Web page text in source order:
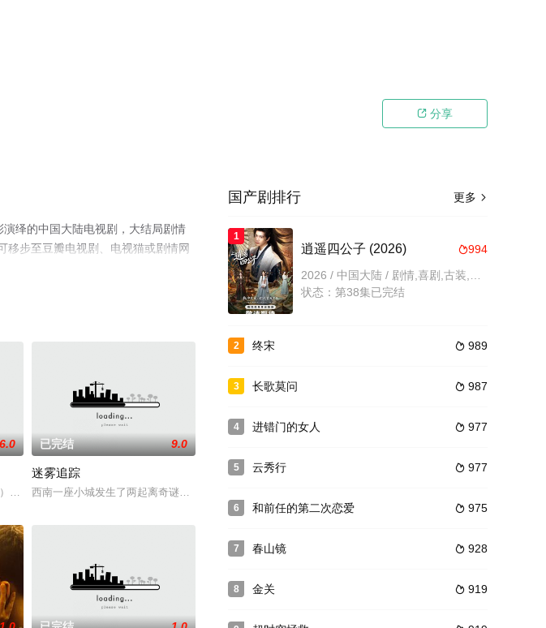
 分享
绎的中国大陆电视剧，大结局剧情
移步至豆瓣电视剧、电视猫或剧情网
诡异离奇的故事悄然上演。
被大博金董事长赵天宇（于和伟 饰）的助理蒋薇（许晴 饰）
已完结 9.0
迷雾追踪
西南一座小城发生了两起离奇谜案，蒋勤勤饰演的女警林雨虹克服重重困难，抽丝破茧侦破案件的
更多 
国产剧排行
1
994
逍遥四公子 (2026)
状态：第38集已完结
2  989
终宋
3  987
长歌莫问
4  977
进错门的女人
5  977
云秀行
6  975
和前任的第二次恋爱
7  928
春山镜
8  919
金关